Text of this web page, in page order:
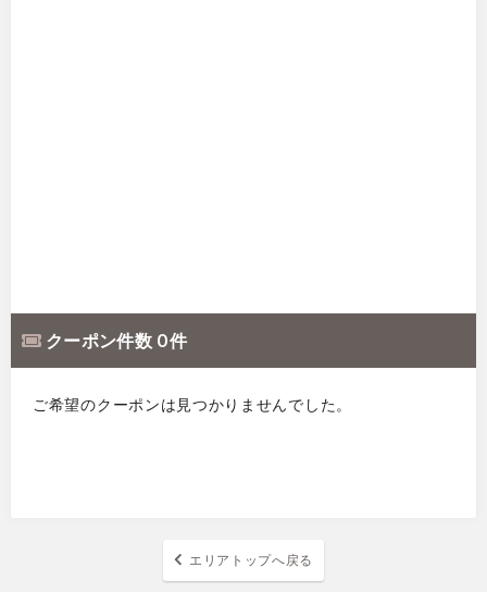
クーポン件数 0 件
ご希望のクーポンは見つかりませんでした。
エリアトップへ戻る